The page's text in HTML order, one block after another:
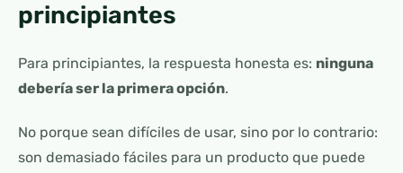
principiantes
Para principiantes, la respuesta honesta es: ninguna
debería ser la primera opción.
No porque sean difíciles de usar, sino por lo contrario:
son demasiado fáciles para un producto que puede